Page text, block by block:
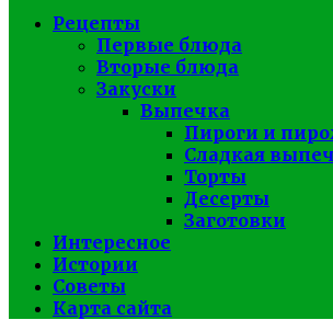
Рецепты
Первые блюда
Вторые блюда
Закуски
Выпечка
Пироги и
Сладкая
Торты
Десерты
Заготовки
Интересное
Истории
Советы
Карта сайта